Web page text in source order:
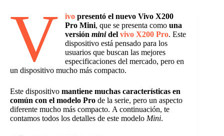
V ivo presentó el nuevo Vivo X200
Pro Mini, que se presenta comouna
versiónminidelvivo X200 Pro. Este
dispositivo está pensado para los
usuarios que buscan las mejores
especificaciones del mercado, pero en
un dispositivo mucho más compacto.
Este dispositivo mantiene muchas características en
común con el modelo Pro de la serie, pero un aspecto
diferente mucho más compacto. A continuación, te
contamos todos los detalles de este modelo Mini.